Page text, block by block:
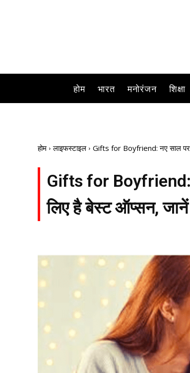
होम भारत मनोरंजन शिक्षा
होम लाइफस्टाइल Gifts for Boyfriend: नए साल‌
Gifts for
लिए है बेस्ट ऑप्सन, जानें